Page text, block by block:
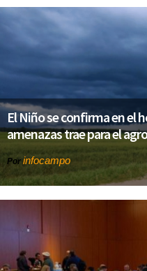
El Niño se confirma en el
amenazas trae para el agro
Por infocampo